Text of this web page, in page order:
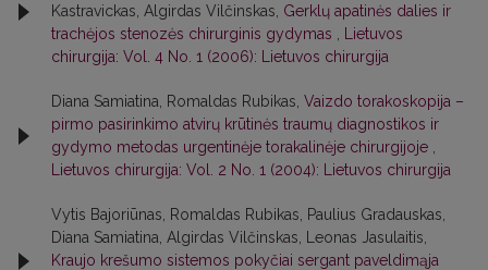
Kastravickas, Algirdas Vilčinskas, Gerklų apatinės dalies ir
trachėjos stenozės chirurginis gydymas
Lietuvos
chirurgija: Vol. 4 No. 1 (2006): Lietuvos chirurgija
Diana Samiatina, Romaldas Rubikas, Vaizdo torakoskopija –
pirmo pasirinkimo atvirų krūtinės traumų diagnostikos ir
gydymo metodas urgentinėje torakalinėje chirurgijoje
Lietuvos chirurgija: Vol. 2 No. 1 (2004): Lietuvos chirurgija
Vytis Bajoriūnas, Romaldas Rubikas, Paulius Gradauskas,
Diana Samiatina, Algirdas Vilčinskas, Leonas Jasulaitis,
Kraujo krešumo sistemos pokyčiai sergant paveldimąja